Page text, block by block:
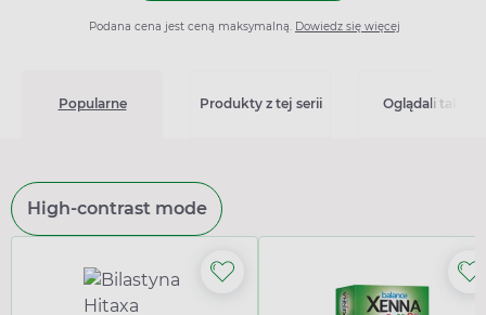
Podana cena jest ceną maksymalną. Dowiedz się więcej
Popularne Produkty z tej serii Oglądali także
High-contrast mode